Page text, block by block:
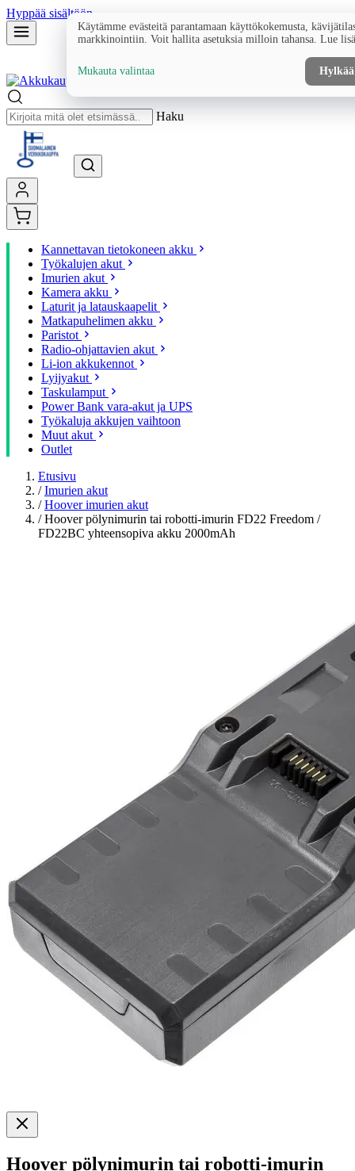
Hyppää sisältöön
Haku
Kannettavan tietokoneen akku
Työkalujen akut
Imurien akut
Kamera akku
Laturit ja latauskaapelit
Matkapuhelimen akku
Paristot
Radio-ohjattavien akut
Li-ion akkukennot
Lyijyakut
Taskulamput
Power Bank vara-akut ja UPS
Työkaluja akkujen vaihtoon
Muut akut
Outlet
Etusivu
/ Imurien akut
/ Hoover imurien akut
/ Hoover pölynimurin tai robotti-imurin FD22 Freedom /
FD22BC yhteensopiva akku 2000mAh
Hoover pölynimurin tai robotti-imurin
Käytämme evästeitä parantamaan käyttökokemusta,
markkinointiin. Voit hallita asetuksia milloin tahansa. Lue
Mukauta valintaa Hylkää